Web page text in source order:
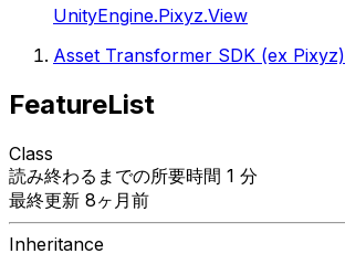
UnityEngine.Pixyz.View
Asset Transformer SDK (ex Pixyz)
FeatureList
Class
読み終わるまでの所要時間 1 分
最終更新 8ヶ月前
Inheritance